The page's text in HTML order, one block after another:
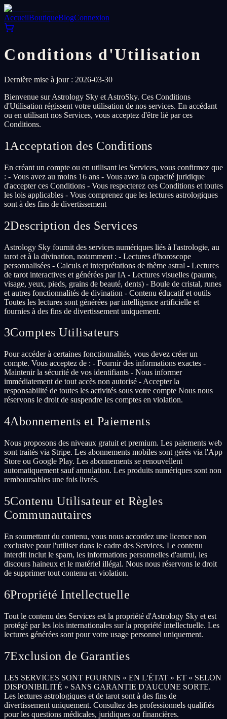
AccueilBoutiqueBlogConnexion
Conditions d'Utilisation
Dernière mise à jour : 2026-03-30
Bienvenue sur Astrology Sky et AstroSky. Ces Conditions
d'Utilisation régissent votre utilisation de nos services. En accédant
ou en utilisant nos Services, vous acceptez d'être lié par ces
Conditions.
1 Acceptation des Conditions
En créant un compte ou en utilisant les Services, vous confirmez que
: - Vous avez au moins 16 ans - Vous avez la capacité juridique
d'accepter ces Conditions - Vous respecterez ces Conditions et toutes
les lois applicables - Vous comprenez que les lectures astrologiques
sont à des fins de divertissement
2Description des Services
Astrology Sky fournit des services numériques liés à l'astrologie, au
tarot et à la divination, notamment : - Lectures d'horoscope
personnalisées - Calculs et interprétations de thème astral - Lectures
de tarot interactives et générées par IA - Lectures visuelles (paume,
visage, yeux, pieds, grains de beauté, dents) - Boule de cristal, runes
et autres fonctionnalités de divination - Contenu éducatif et outils
Toutes les lectures sont générées par intelligence artificielle et
fournies à des fins de divertissement uniquement.
3Comptes Utilisateurs
Pour accéder à certaines fonctionnalités, vous devez créer un
compte. Vous acceptez de : - Fournir des informations exactes -
Maintenir la sécurité de vos identifiants - Nous informer
immédiatement de tout accès non autorisé - Accepter la
responsabilité de toutes les activités sous votre compte Nous nous
réservons le droit de suspendre les comptes en violation.
4Abonnements et Paiements
Nous proposons des niveaux gratuit et premium. Les paiements web
sont traités via Stripe. Les abonnements mobiles sont gérés via l'App
Store ou Google Play. Les abonnements se renouvellent
automatiquement sauf annulation. Les produits numériques sont non
remboursables une fois livrés.
5Contenu Utilisateur et Règles
Communautaires
En soumettant du contenu, vous nous accordez une licence non
exclusive pour l'utiliser dans le cadre des Services. Le contenu
interdit inclut le spam, les informations personnelles d'autrui, les
discours haineux et le matériel illégal. Nous nous réservons le droit
de supprimer tout contenu en violation.
6Propriété Intellectuelle
Tout le contenu des Services est la propriété d'Astrology Sky et est
protégé par les lois internationales sur la propriété intellectuelle. Les
lectures générées sont pour votre usage personnel uniquement.
7Exclusion de Garanties
LES SERVICES SONT FOURNIS « EN L'ÉTAT » ET « SELON
DISPONIBILITÉ » SANS GARANTIE D'AUCUNE SORTE.
Les lectures astrologiques et de tarot sont à des fins de
divertissement uniquement. Consultez des professionnels qualifiés
pour les questions médicales, juridiques ou financières.